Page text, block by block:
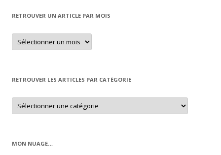
RETROUVER UN ARTICLE PAR MOIS
Retrouver
un
article
RETROUVER LES ARTICLES PAR CATÉGORIE
Retrouver
les
articles
MON NUAGE…